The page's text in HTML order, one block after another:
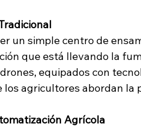
un simple centro de
que está llevando la
equipados con
agricultores abordan la
Agrícola